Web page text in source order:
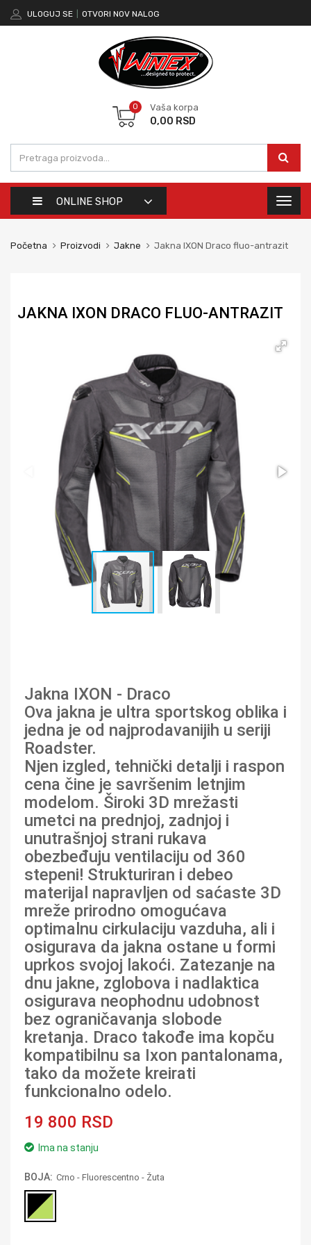
ULOGUJ SE OTVORI NOV NALOG
0 Vaša korpa
0,00 RSD
ONLINE SHOP
Toggle
Početna Proizvodi Jakne Jakna IXON Draco fluo-antrazit
JAKNA IXON DRACO FLUO-ANTRAZIT
Jakna IXON - Draco
Ova jakna je ultra sportskog oblika i
jedna je od najprodavanijih u seriji
Roadster.
Njen izgled, tehnički detalji i raspon
cena čine je savršenim letnjim
modelom. Široki 3D mrežasti
umetci na prednjoj, zadnjoj i
unutrašnjoj strani rukava
obezbeđuju ventilaciju od 360
stepeni! Strukturiran i debeo
materijal napravljen od saćaste 3D
mreže prirodno omogućava
optimalnu cirkulaciju vazduha, ali i
osigurava da jakna ostane u formi
uprkos svojoj lakoći. Zatezanje na
dnu jakne, zglobova i nadlaktica
osigurava neophodnu udobnost
bez ograničavanja slobode
kretanja. Draco takođe ima kopču
kompatibilnu sa Ixon pantalonama,
tako da možete kreirati
funkcionalno odelo.
19 800 RSD
Ima na stanju
BOJA: Crno - Fluorescentno - Žuta